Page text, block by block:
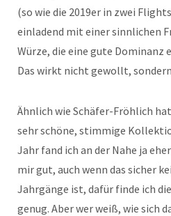
(so wie die 2019er in zwei
einladend mit einer sinnlichen
Würze, die eine gute Dominanz
Das wirkt nicht gewollt,
Ähnlich wie Schäfer-Fröhlich
sehr schöne, stimmige
Jahr fand ich an der Nahe ja
mir gut, auch wenn das sicher
Jahrgänge ist, dafür finde ich
genug. Aber wer weiß, wie sich